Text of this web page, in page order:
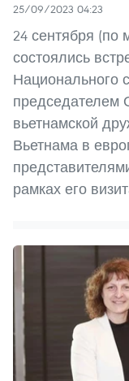
25/09/2023 04:23
24 сентября
состоялись
Национального
председателем
вьетнамской
Вьетнама в
рамках его